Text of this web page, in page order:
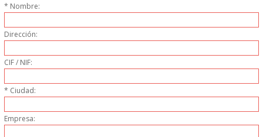
CUCHILLOS DE COCINA
* Nombre:
Dirección:
CIF / NIF:
* Ciudad:
Empresa: